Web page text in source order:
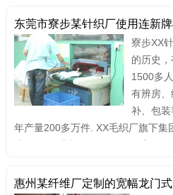
东莞市寮步某针织厂使用连新
寮步XX
的历史
1500多
有辨房
补、包装
年产量200多万件. XX毛织厂旗下集
惠州某纤维厂定制的宽幅龙门